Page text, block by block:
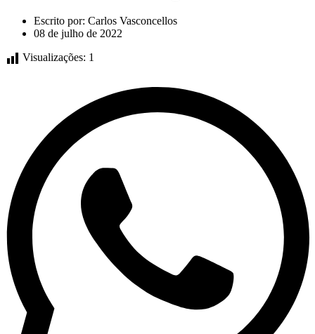
Escrito por: Carlos Vasconcellos
08 de julho de 2022
Visualizações: 1